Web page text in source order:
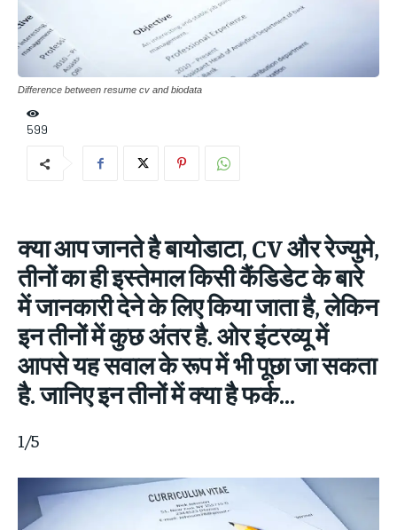
Difference between resume cv and biodata
599
क्या आप जानते है बायोडाटा, CV और रेज्‍युमे,
तीनों का ही इस्‍तेमाल किसी कैंडिडेट के बारे
में जानकारी देने के लिए किया जाता है, लेकिन
इन तीनों में कुछ अंतर है. ओर इंटरव्‍यू में
आपसे यह सवाल के रूप में भी पूछा जा सकता
है. जानिए इन तीनों में क्‍या है फर्क…
1/5